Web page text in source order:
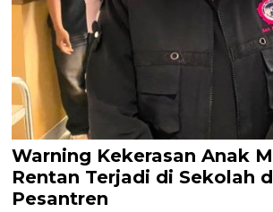
Warning Kekerasan Anak
Rentan Terjadi di Sekolah
Pesantren